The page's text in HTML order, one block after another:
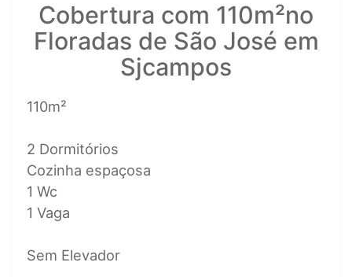
Cobertura com 110m²no
Floradas de São José em
Sjcampos
110m²
2 Dormitórios
Cozinha espaçosa
1 Wc
1 Vaga
Sem Elevador